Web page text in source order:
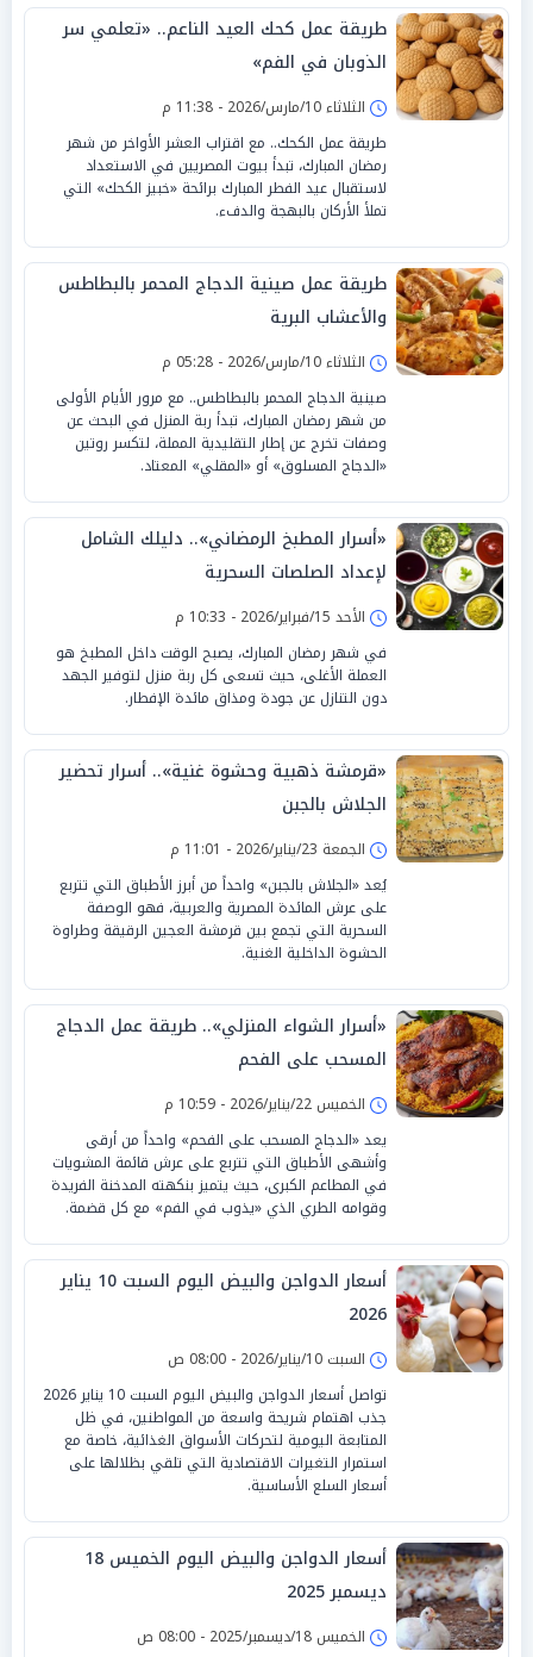
طريقة عمل كحك العيد الناعم.. «تعلمي سر
الذوبان في الفم»
الثلاثاء 10/مارس/2026 - 11:38 م
طريقة عمل الكحك.. مع اقتراب العشر الأواخر من شهر
رمضان المبارك، تبدأ بيوت المصريين في الاستعداد
لاستقبال عيد الفطر المبارك برائحة «خبيز الكحك» التي
تملأ الأركان بالبهجة والدفء.
طريقة عمل صينية الدجاج المحمر بالبطاطس
والأعشاب البرية
الثلاثاء 10/مارس/2026 - 05:28 م
صينية الدجاج المحمر بالبطاطس.. مع مرور الأيام الأولى
من شهر رمضان المبارك، تبدأ ربة المنزل في البحث عن
وصفات تخرج عن إطار التقليدية المملة، لتكسر روتين
«الدجاج المسلوق» أو «المقلي» المعتاد.
«أسرار المطبخ الرمضاني».. دليلك الشامل
لإعداد الصلصات السحرية
الأحد 15/فبراير/2026 - 10:33 م
في شهر رمضان المبارك، يصبح الوقت داخل المطبخ هو
العملة الأغلى، حيث تسعى كل ربة منزل لتوفير الجهد
دون التنازل عن جودة ومذاق مائدة الإفطار.
«قرمشة ذهبية وحشوة غنية».. أسرار تحضير
الجلاش بالجبن
الجمعة 23/يناير/2026 - 11:01 م
يُعد «الجلاش بالجبن» واحداً من أبرز الأطباق التي تتربع
على عرش المائدة المصرية والعربية، فهو الوصفة
السحرية التي تجمع بين قرمشة العجين الرقيقة وطراوة
الحشوة الداخلية الغنية.
«أسرار الشواء المنزلي».. طريقة عمل الدجاج
المسحب على الفحم
الخميس 22/يناير/2026 - 10:59 م
يعد «الدجاج المسحب على الفحم» واحداً من أرقى
وأشهى الأطباق التي تتربع على عرش قائمة المشويات
في المطاعم الكبرى، حيث يتميز بنكهته المدخنة الفريدة
وقوامه الطري الذي «يذوب في الفم» مع كل قضمة.
أسعار الدواجن والبيض اليوم السبت 10 يناير
2026
السبت 10/يناير/2026 - 08:00 ص
تواصل أسعار الدواجن والبيض اليوم السبت 10 يناير 2026
جذب اهتمام شريحة واسعة من المواطنين، في ظل
المتابعة اليومية لتحركات الأسواق الغذائية، خاصة مع
استمرار التغيرات الاقتصادية التي تلقي بظلالها على
أسعار السلع الأساسية.
أسعار الدواجن والبيض اليوم الخميس 18
ديسمبر 2025
الخميس 18/ديسمبر/2025 - 08:00 ص